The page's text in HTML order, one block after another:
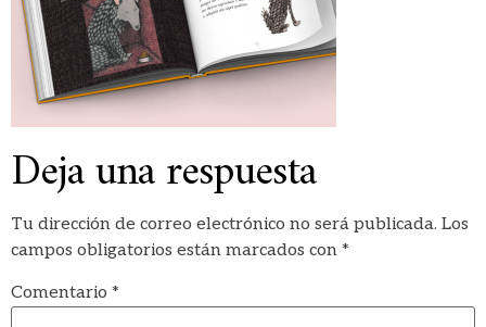
Deja una respuesta
Tu dirección de correo electrónico no será publicada. Los
campos obligatorios están marcados con *
Comentario *